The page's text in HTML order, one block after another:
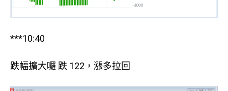
***10:40
跌幅擴大囉 跌 122，漲多拉回